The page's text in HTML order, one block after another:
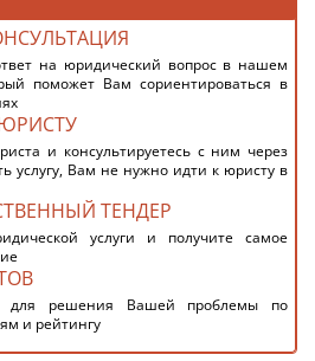
на юридический вопрос в нашем
поможет Вам сориентироваться в
и консультируетесь с ним через
услугу, Вам не нужно идти к юристу в
ТЕНДЕР
услуги и получите самое
для решения Вашей проблемы по
и рейтингу